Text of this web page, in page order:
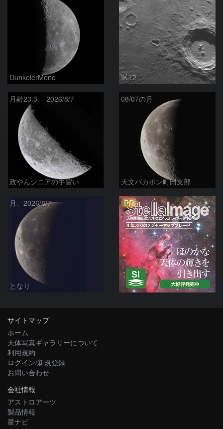
DunkelerMond IKT2
月齢23.3 2026/8/7
政やんシニアの手習い
08/07の月
天文バカボン町田支部
月、2026/8/7
となり
PR
サイトマップ
ホーム
天体写真ギャラリーについて
利用規約
ログイン/新規登録
お問い合わせ
会社情報
アストロアーツ
製品情報
星ナビ